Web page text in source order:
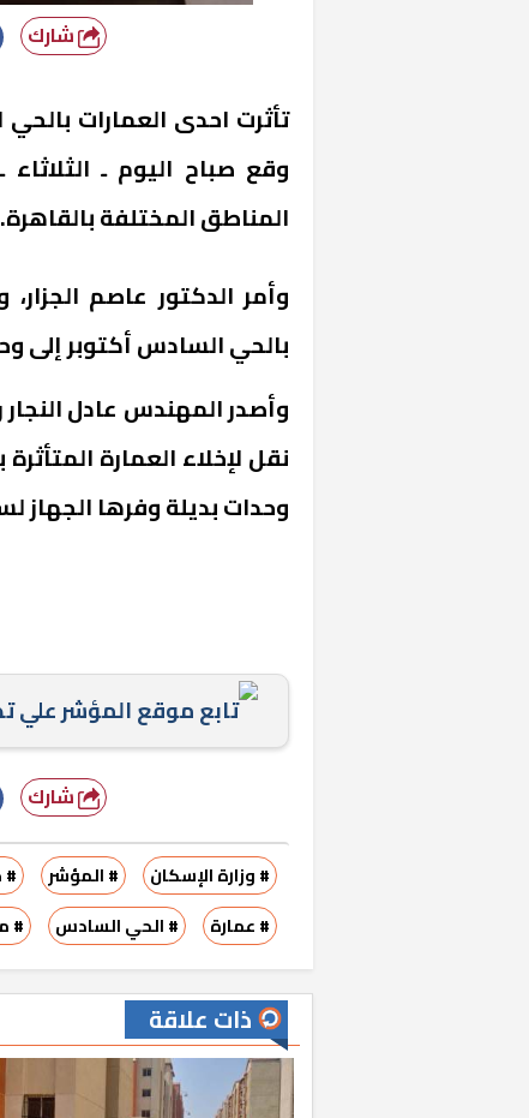
شارك
تأثرت احدى العمارات
المناطق المختلفة بالقاهرة.
وأمر الدكتور عاصم
بالحي السادس أكتوبر إلى
نقل لإخلاء العمارة
وحدات بديلة وفرها الجهاز
تابع موقع المؤشر علي
شارك
# وزارة الإسكان # المؤشر #
# عمارة
# الحي السادس #
ذات علاقة